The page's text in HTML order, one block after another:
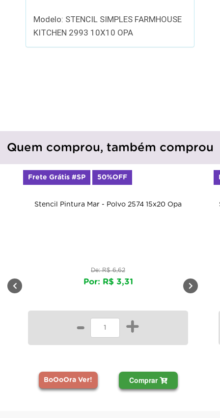
Modelo: STENCIL SIMPLES FARMHOUSE
KITCHEN 2993 10X10 OPA
Quem comprou, também comprou
Stencil Pintura Mar - Polvo 2574 15x20 Opa
De: R$ 6,62
Por: R$ 3,31
- +
BoOoOra Ver! Comprar
Frete Grátis #SP 50%OFF